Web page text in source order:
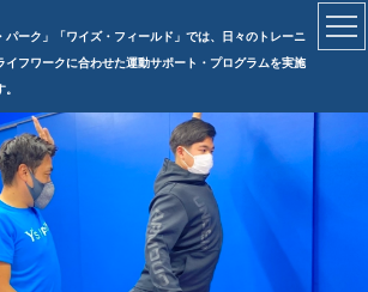
パーク」「ワイズ・フィールド」では、日々のトレーニ
イフワークに合わせた運動サポート・プログラムを実施